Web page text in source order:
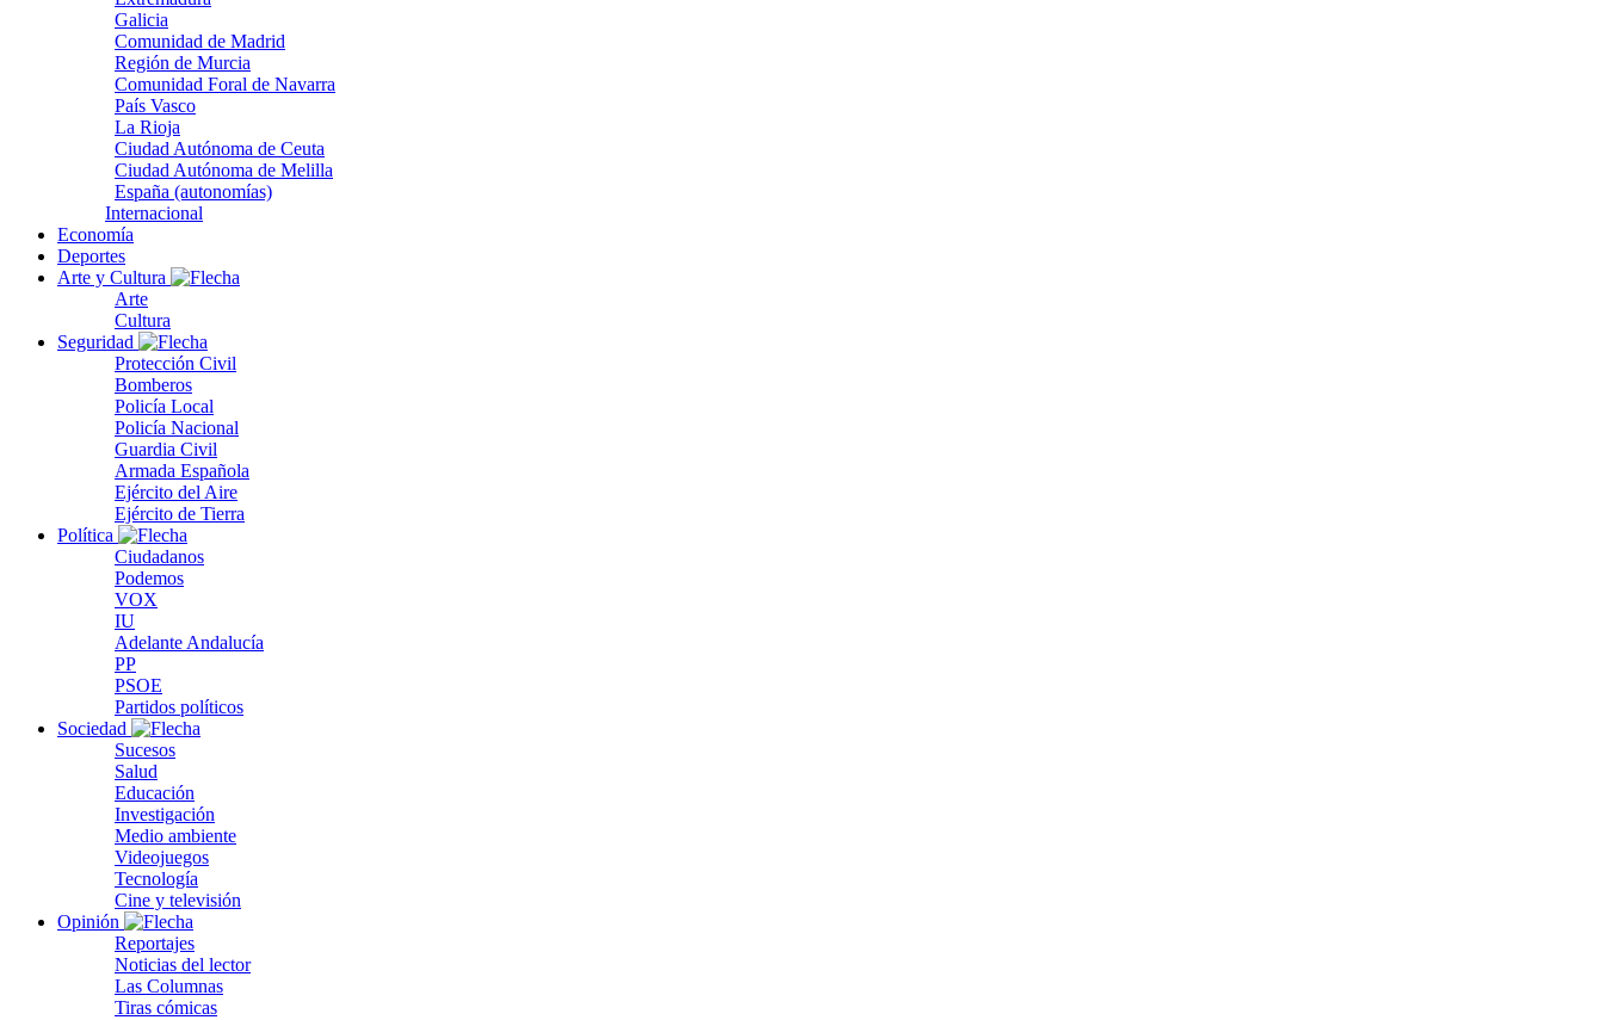
Galicia
Comunidad de Madrid
Región de Murcia
Comunidad Foral de Navarra
País Vasco
La Rioja
Ciudad Autónoma de Ceuta
Ciudad Autónoma de Melilla
España (autonomías)
Internacional
Economía
Deportes
Arte y Cultura
Arte
Cultura
Seguridad
Protección Civil
Bomberos
Policía Local
Policía Nacional
Guardia Civil
Armada Española
Ejército del Aire
Ejército de Tierra
Política
Ciudadanos
Podemos
VOX
IU
Adelante Andalucía
PP
PSOE
Partidos políticos
Sociedad
Sucesos
Salud
Educación
Investigación
Medio ambiente
Videojuegos
Tecnología
Cine y televisión
Opinión
Reportajes
Noticias del lector
Las Columnas
Tiras cómicas